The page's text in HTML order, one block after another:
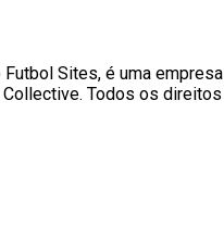
Sites, é uma empresa
Todos os direitos